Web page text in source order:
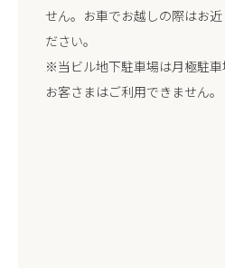
せん。お車でお越しの際はお
ださい。
※当ビル地下駐車場は月極駐車
お客さまはご利用できません。